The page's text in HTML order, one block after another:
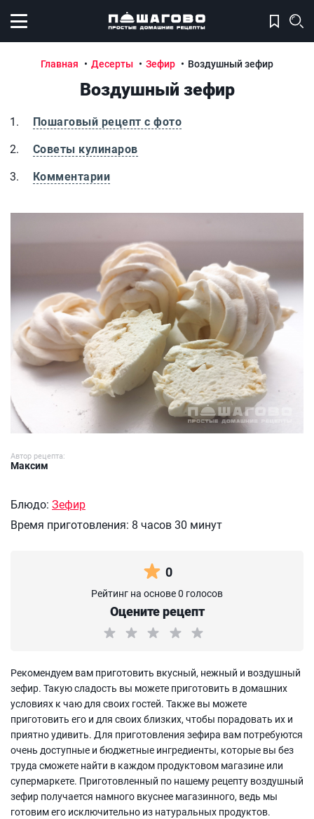
Открыть меню
Главная Десерты Зефир Воздушный зефир
Воздушный зефир
Пошаговый рецепт с фото
Советы кулинаров
Комментарии
Автор рецепта:
Максим
Блюдо: Зефир
Время приготовления: 8 часов 30 минут
0
Рейтинг на основе 0 голосов
Оцените рецепт
Рекомендуем вам приготовить вкусный, нежный и воздушный
зефир. Такую сладость вы можете приготовить в домашних
условиях к чаю для своих гостей. Также вы можете
приготовить его и для своих близких, чтобы порадовать их и
приятно удивить. Для приготовления зефира вам потребуются
очень доступные и бюджетные ингредиенты, которые вы без
труда сможете найти в каждом продуктовом магазине или
супермаркете. Приготовленный по нашему рецепту воздушный
зефир получается намного вкуснее магазинного, ведь мы
готовим его исключительно из натуральных продуктов.